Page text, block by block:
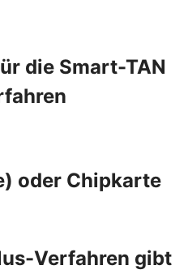
die Smart-TAN
oder Chipkarte
Verfahren gibt